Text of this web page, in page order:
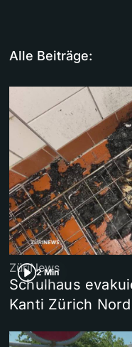
Alle Beiträge:
2 Min
ZüriNews
Schulhaus
Kanti Zürich Nord